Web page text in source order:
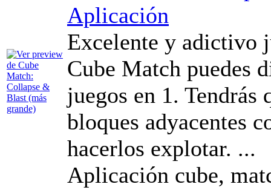
Aplicación
Excelente y adictivo
Cube Match puedes
juegos en 1. Tendrás
bloques adyacentes
hacerlos explotar. ...
Aplicación cube,